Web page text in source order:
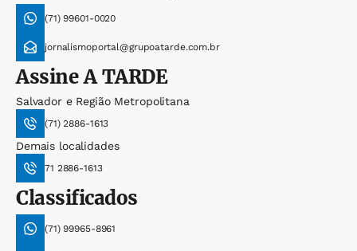
(71) 99601-0020
jornalismoportal@grupoatarde.com.br
AssineA TARDE
Salvador e Região Metropolitana
(71) 2886-1613
Demais localidades
71 2886-1613
Classificados
(71) 99965-8961